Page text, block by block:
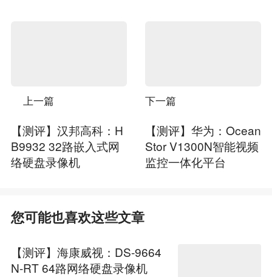
上一篇
【测评】汉邦高科：H
B9932 32路嵌入式网
络硬盘录像机
下一篇
【测评】华为：Ocean
Stor V1300N智能视频
监控一体化平台
您可能也喜欢这些文章
【测评】海康威视：DS-9664
N-RT 64路网络硬盘录像机